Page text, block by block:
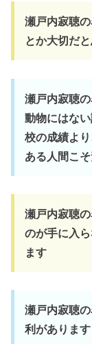
瀬戸内寂聴
とか大切だ
瀬戸内寂聴
動物にはな
校の成績よ
ある人間こ
瀬戸内寂聴
のが手に入
ます
瀬戸内寂聴
利があります